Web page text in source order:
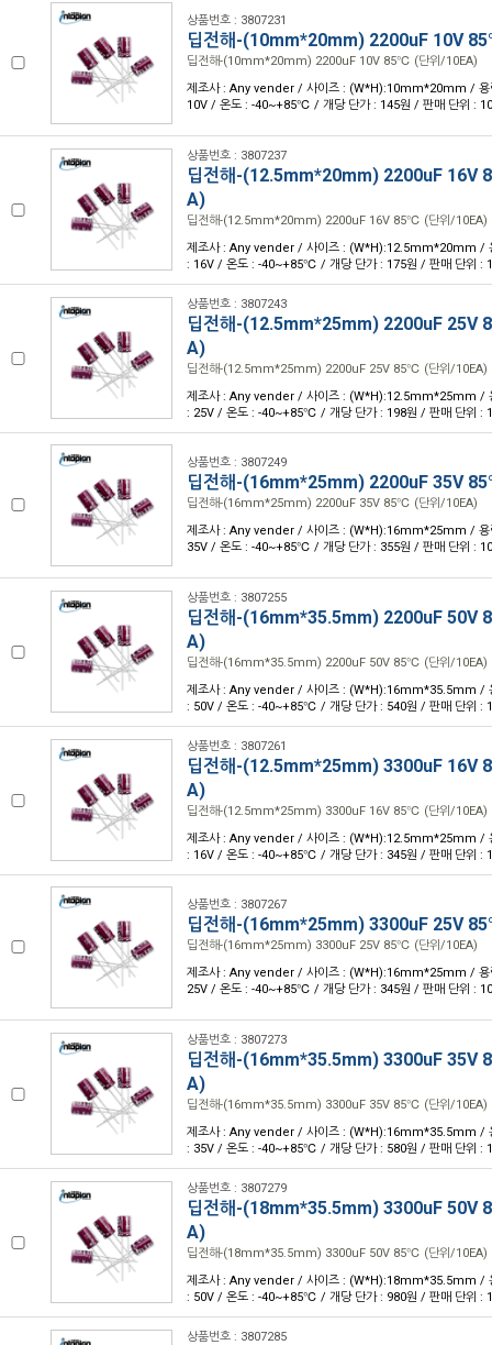
상품번호 : 3807231
딥전해-(10mm*20mm) 2200uF 10V
딥전해-(10mm*20mm) 2200uF 10V 85℃ (단위/10EA)
제조사 : Any vender / 사이즈 : (W*H):10mm*20mm / 용
10V / 온도 : -40~+85℃ / 개당 단가 : 145원 / 판매 단위 :
상품번호 : 3807237
딥전해-(12.5mm*20mm) 2200uF 16V
A)
딥전해-(12.5mm*20mm) 2200uF 16V 85℃ (단위/10EA)
제조사 : Any vender / 사이즈 : (W*H):12.5mm*20mm /
: 16V / 온도 : -40~+85℃ / 개당 단가 : 175원 / 판매 단위 :
상품번호 : 3807243
딥전해-(12.5mm*25mm) 2200uF 25V
A)
딥전해-(12.5mm*25mm) 2200uF 25V 85℃ (단위/10EA)
제조사 : Any vender / 사이즈 : (W*H):12.5mm*25mm /
: 25V / 온도 : -40~+85℃ / 개당 단가 : 198원 / 판매 단위 :
상품번호 : 3807249
딥전해-(16mm*25mm) 2200uF 35V
딥전해-(16mm*25mm) 2200uF 35V 85℃ (단위/10EA)
제조사 : Any vender / 사이즈 : (W*H):16mm*25mm / 용
35V / 온도 : -40~+85℃ / 개당 단가 : 355원 / 판매 단위 :
상품번호 : 3807255
딥전해-(16mm*35.5mm) 2200uF 50V
A)
딥전해-(16mm*35.5mm) 2200uF 50V 85℃ (단위/10EA)
제조사 : Any vender / 사이즈 : (W*H):16mm*35.5mm /
: 50V / 온도 : -40~+85℃ / 개당 단가 : 540원 / 판매 단위 :
상품번호 : 3807261
딥전해-(12.5mm*25mm) 3300uF 16V
A)
딥전해-(12.5mm*25mm) 3300uF 16V 85℃ (단위/10EA)
제조사 : Any vender / 사이즈 : (W*H):12.5mm*25mm /
: 16V / 온도 : -40~+85℃ / 개당 단가 : 345원 / 판매 단위 :
상품번호 : 3807267
딥전해-(16mm*25mm) 3300uF 25V
딥전해-(16mm*25mm) 3300uF 25V 85℃ (단위/10EA)
제조사 : Any vender / 사이즈 : (W*H):16mm*25mm / 용
25V / 온도 : -40~+85℃ / 개당 단가 : 345원 / 판매 단위 :
상품번호 : 3807273
딥전해-(16mm*35.5mm) 3300uF 35V
A)
딥전해-(16mm*35.5mm) 3300uF 35V 85℃ (단위/10EA)
제조사 : Any vender / 사이즈 : (W*H):16mm*35.5mm /
: 35V / 온도 : -40~+85℃ / 개당 단가 : 580원 / 판매 단위 :
상품번호 : 3807279
딥전해-(18mm*35.5mm) 3300uF 50V
A)
딥전해-(18mm*35.5mm) 3300uF 50V 85℃ (단위/10EA)
제조사 : Any vender / 사이즈 : (W*H):18mm*35.5mm /
: 50V / 온도 : -40~+85℃ / 개당 단가 : 980원 / 판매 단위 :
상품번호 : 3807285